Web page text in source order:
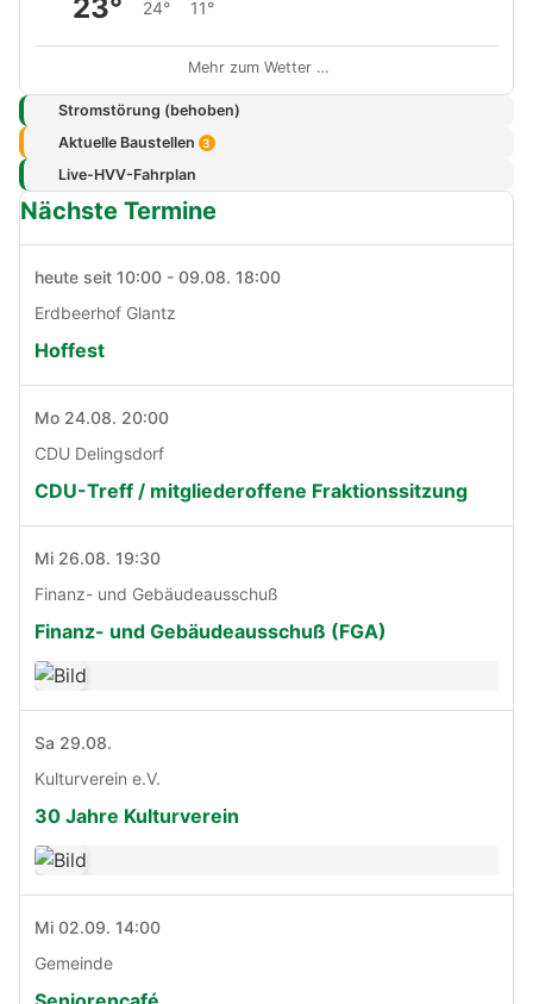
23° 24° 11°
Mehr zum Wetter …
Stromstörung (behoben)
Aktuelle Baustellen 3
Live-HVV-Fahrplan
Nächste Termine
heute seit 10:00 - 09.08. 18:00
Erdbeerhof Glantz
Hoffest
Mo 24.08. 20:00
CDU Delingsdorf
CDU-Treff / mitgliederoffene Fraktionssitzung
Mi 26.08. 19:30
Finanz- und Gebäudeausschuß
Finanz- und Gebäudeausschuß (FGA)
Sa 29.08.
Kulturverein e.V.
30 Jahre Kulturverein
Mi 02.09. 14:00
Gemeinde